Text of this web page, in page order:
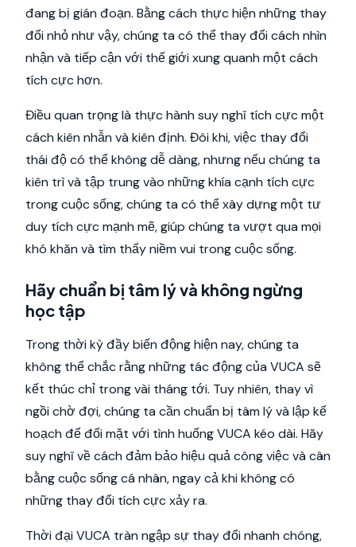
đang bị gián đoạn. Bằng cách thực hiện những thay
đổi nhỏ như vậy, chúng ta có thể thay đổi cách nhìn
nhận và tiếp cận với thế giới xung quanh một cách
tích cực hơn.
Điều quan trọng là thực hành suy nghĩ tích cực một
cách kiên nhẫn và kiên định. Đôi khi, việc thay đổi
thái độ có thể không dễ dàng, nhưng nếu chúng ta
kiên trì và tập trung vào những khía cạnh tích cực
trong cuộc sống, chúng ta có thể xây dựng một tư
duy tích cực mạnh mẽ, giúp chúng ta vượt qua mọi
khó khăn và tìm thấy niềm vui trong cuộc sống.
Hãy chuẩn bị tâm lý và không ngừng
học tập
Trong thời kỳ đầy biến động hiện nay, chúng ta
không thể chắc rằng những tác động của VUCA sẽ
kết thúc chỉ trong vài tháng tới. Tuy nhiên, thay vì
ngồi chờ đợi, chúng ta cần chuẩn bị tâm lý và lập kế
hoạch để đối mặt với tình huống VUCA kéo dài. Hãy
suy nghĩ về cách đảm bảo hiệu quả công việc và cân
bằng cuộc sống cá nhân, ngay cả khi không có
những thay đổi tích cực xảy ra.
Thời đại VUCA tràn ngập sự thay đổi nhanh chóng,